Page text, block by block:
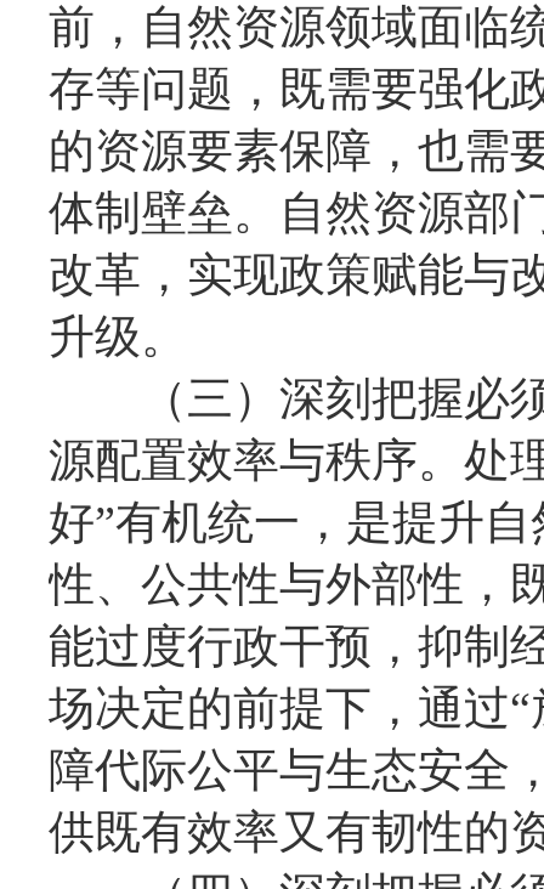
前，自然资源领域面临
存等问题，既需要强化
的资源要素保障，也需
体制壁垒。自然资源部
改革，实现政策赋能与
升级。
（三）深刻把握必须
源配置效率与秩序。处
好”有机统一，是提升
性、公共性与外部性，
能过度行政干预，抑制
场决定的前提下，通过
障代际公平与生态安全
供既有效率又有韧性的